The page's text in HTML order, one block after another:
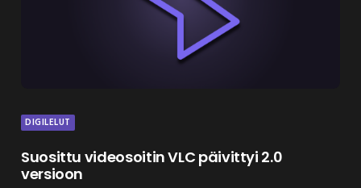
DIGILELUT
Suosittu videosoitin VLC päivittyi 2.0
versioon